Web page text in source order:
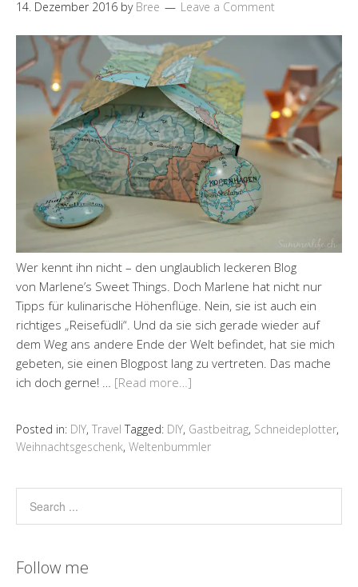
14. Dezember 2016 by Bree Leave a Comment
Wer kennt ihn nicht – den unglaublich leckeren Blog
von Marlene’s Sweet Things. Doch Marlene hat nicht nur
Tipps für kulinarische Höhenflüge. Nein, sie ist auch ein
richtiges „Reisefüdli“. Und da sie sich gerade wieder auf
dem Weg ans andere Ende der Welt befindet, hat sie mich
gebeten, sie einen Blogpost lang zu vertreten. Das mache
ich doch gerne! … [Read more…]
Posted in: DIY, Travel Tagged: DIY, Gastbeitrag, Schneideplotter,
Weihnachtsgeschenk, Weltenbummler
Follow me